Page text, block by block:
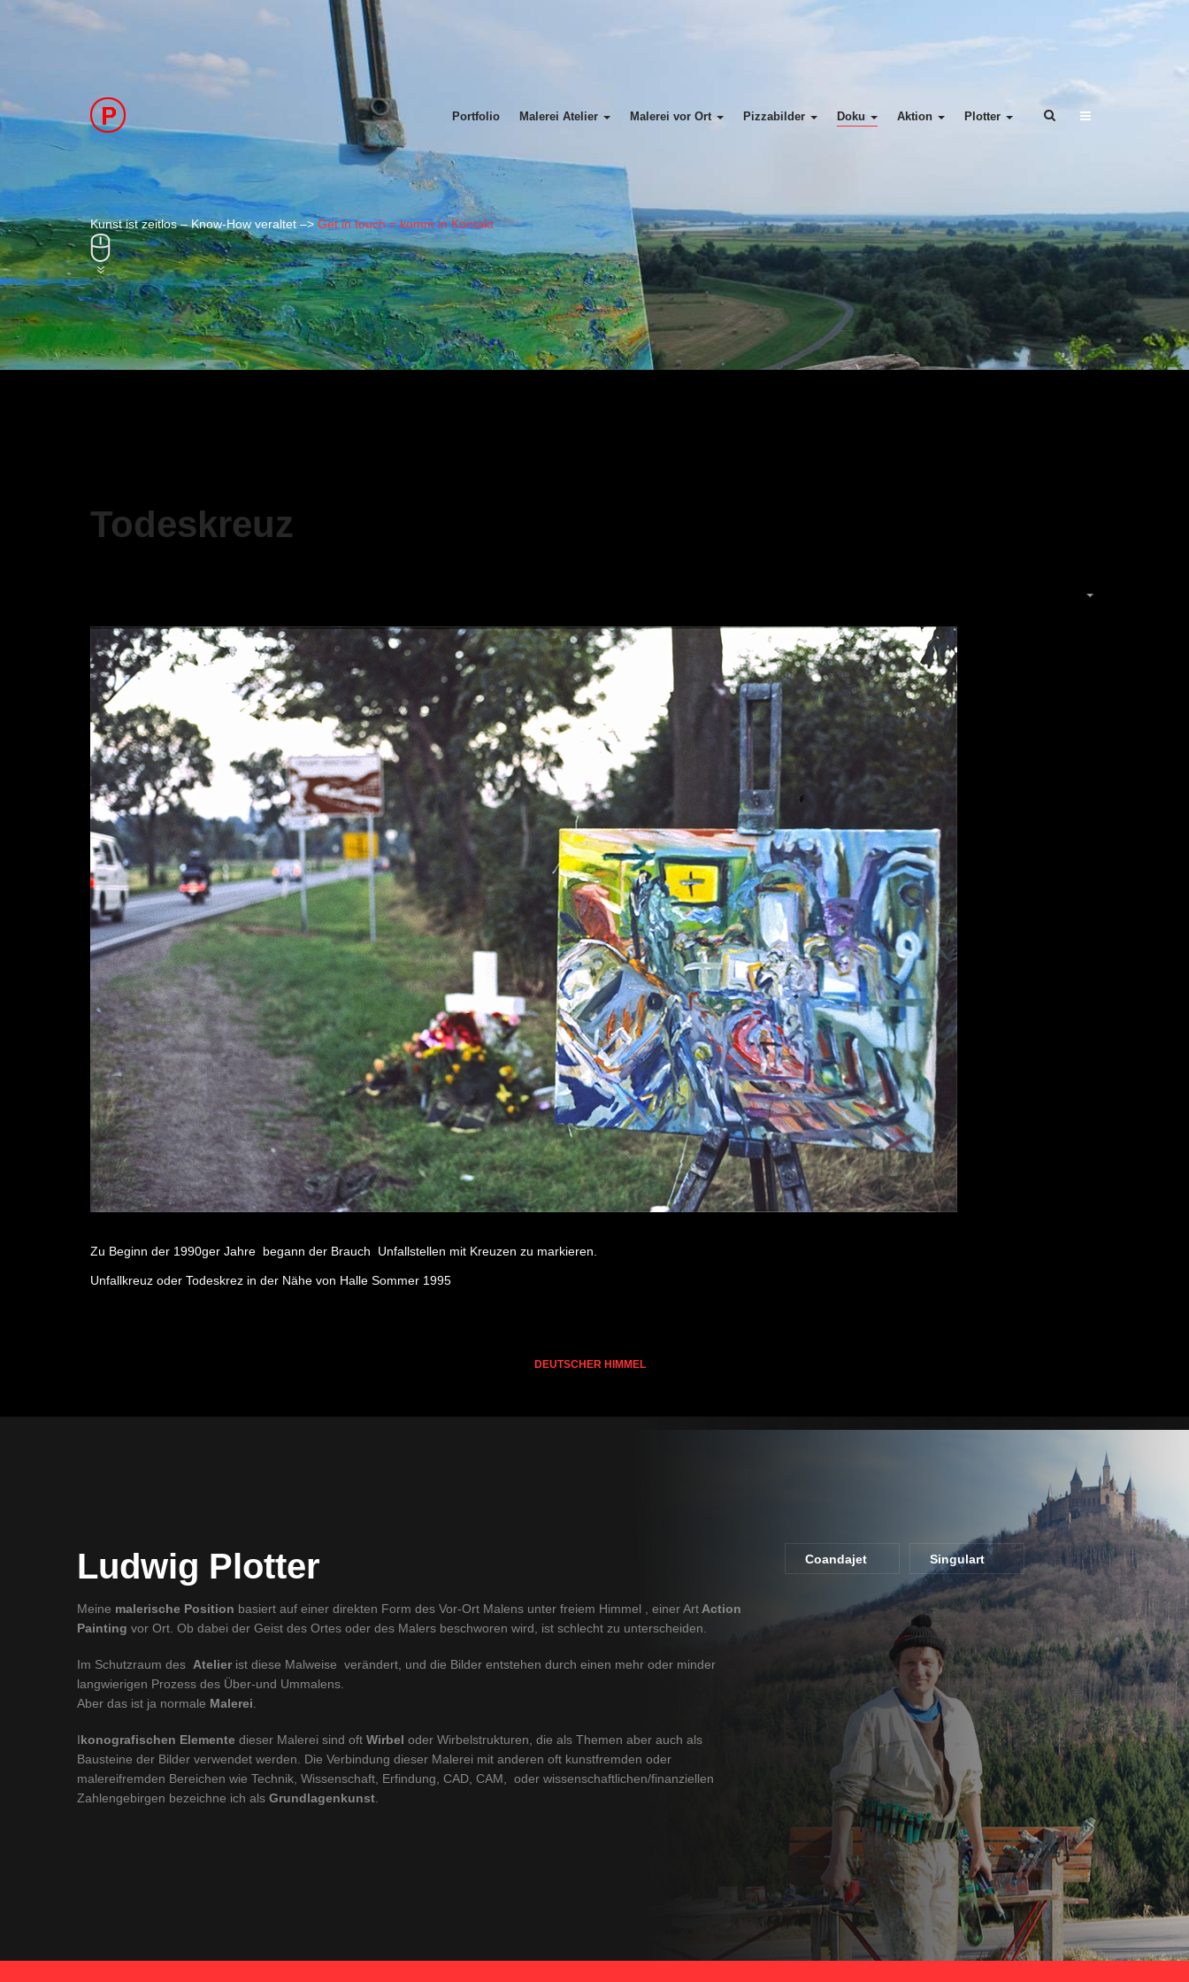
Portfolio Malerei Atelier Malerei vor Ort Pizzabilder Doku Aktion Plotter
Kunst ist zeitlos – Know-How veraltet –> Get in touch = komm in Kontakt
Todeskreuz
Zu Beginn der 1990ger Jahre begann der Brauch Unfallstellen mit Kreuzen zu markieren.
Unfallkreuz oder Todeskrez in der Nähe von Halle Sommer 1995
DEUTSCHER HIMMEL
Ludwig Plotter
Meine malerische Position basiert auf einer direkten Form des Vor-Ort Malens unter freiem Himmel , einer Art Action
Painting vor Ort. Ob dabei der Geist des Ortes oder des Malers beschworen wird, ist schlecht zu unterscheiden.
Im Schutzraum des Atelierist diese Malweise verändert, und die Bilder entstehen durch einen mehr oder minder
langwierigen Prozess des Über-und Ummalens.
Aber das ist ja normale Malerei
Ikonografischen Elemente dieser Malerei sind oft Wirbel oder Wirbelstrukturen, die als Themen aber auch als
Bausteine der Bilder verwendet werden. Die Verbindung dieser Malerei mit anderen oft kunstfremden oder
malereifremden Bereichen wie Technik, Wissenschaft, Erfindung, CAD, CAM, oder wissenschaftlichen/finanziellen
Zahlengebirgen bezeichne ich als Grundlagenkunst
Coandajet Singulart